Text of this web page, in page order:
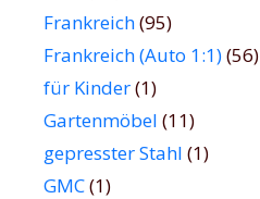
Frankreich(95)
Frankreich (Auto 1:1)(56)
für Kinder(1)
Gartenmöbel (11)
gepresster Stahl (1)
GMC(1)